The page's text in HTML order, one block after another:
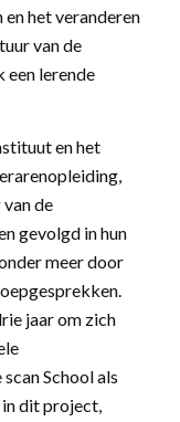
het veranderen
van de
een lerende
en het
de
gevolgd in hun
meer door
jaar om zich
School als
in dit project,